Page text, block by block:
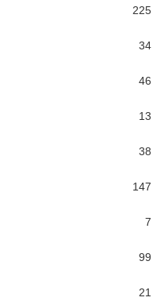
225
34
46
13
38
147
7
99
21